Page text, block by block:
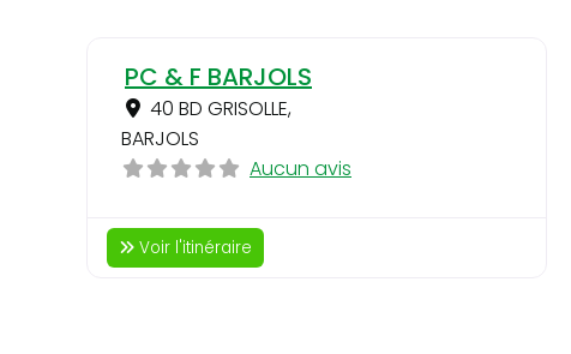
PC & F BARJOLS
40 BD GRISOLLE,
BARJOLS
Aucun avis
Voir l'itinéraire